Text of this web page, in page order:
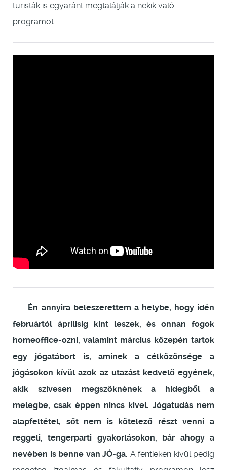
turisták is egyaránt megtalálják a nekik való
programot.
Én annyira beleszerettem a helybe, hogy idén
februártól áprilisig kint leszek, és onnan fogok
homeoffice-ozni, valamint március közepén tartok
egy jógatábort is, aminek a célközönsége a
jógásokon kívül azok az utazást kedvelő egyének,
akik szívesen megszöknének a hidegből a
melegbe, csak éppen nincs kivel. Jógatudás nem
alapfeltétel, sőt nem is kötelező részt venni a
reggeli, tengerparti gyakorlásokon, bár ahogy a
nevében is benne van JÓ-ga. A fentieken kívül pedig